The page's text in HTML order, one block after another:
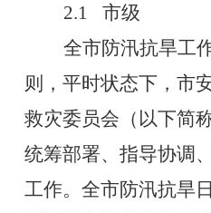
2.1 市级
全市防汛抗旱工
则，平时状态下，市
救灾委员会（以下简
统筹部署、指导协调
工作。全市防汛抗旱